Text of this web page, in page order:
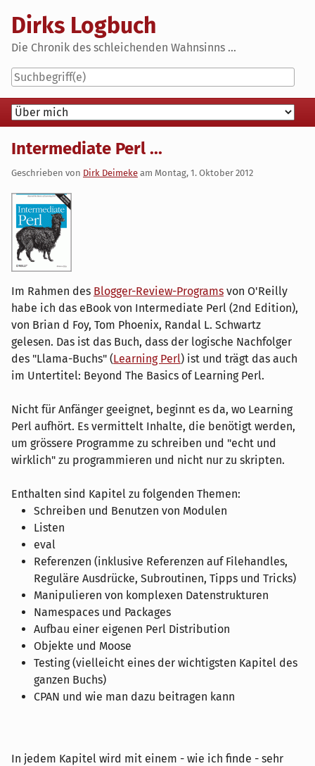
content
Dirks Logbuch
Die Chronik des schleichenden Wahnsinns ...
Navigation
Intermediate Perl ...
Geschrieben von Dirk Deimeke am Montag, 1. Oktober 2012
Im Rahmen des Blogger-Review-Programs von O'Reilly
habe ich das eBook von Intermediate Perl (2nd Edition),
von Brian d Foy, Tom Phoenix, Randal L. Schwartz
gelesen. Das ist das Buch, dass der logische Nachfolger
des "Llama-Buchs" (Learning Perl) ist und trägt das auch
im Untertitel: Beyond The Basics of Learning Perl.
Nicht für Anfänger geeignet, beginnt es da, wo Learning
Perl aufhört. Es vermittelt Inhalte, die benötigt werden,
um grössere Programme zu schreiben und "echt und
wirklich" zu programmieren und nicht nur zu skripten.
Enthalten sind Kapitel zu folgenden Themen:
Schreiben und Benutzen von Modulen
Listen
eval
Referenzen (inklusive Referenzen auf Filehandles,
Reguläre Ausdrücke, Subroutinen, Tipps und Tricks)
Manipulieren von komplexen Datenstrukturen
Namespaces und Packages
Aufbau einer eigenen Perl Distribution
Objekte und Moose
Testing (vielleicht eines der wichtigsten Kapitel des
ganzen Buchs)
CPAN und wie man dazu beitragen kann
In jedem Kapitel wird mit einem - wie ich finde - sehr